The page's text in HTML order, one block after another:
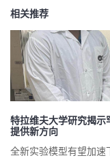
相关推荐
特拉维夫大学研究揭示
提供新方向
全新实验模型有望加速